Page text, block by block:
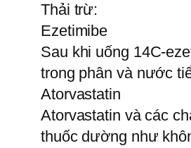
Thải trừ:
Ezetimibe
Sau khi uống 14C-
trong phân và nước
Atorvastatin
Atorvastatin và các
thuốc dường như